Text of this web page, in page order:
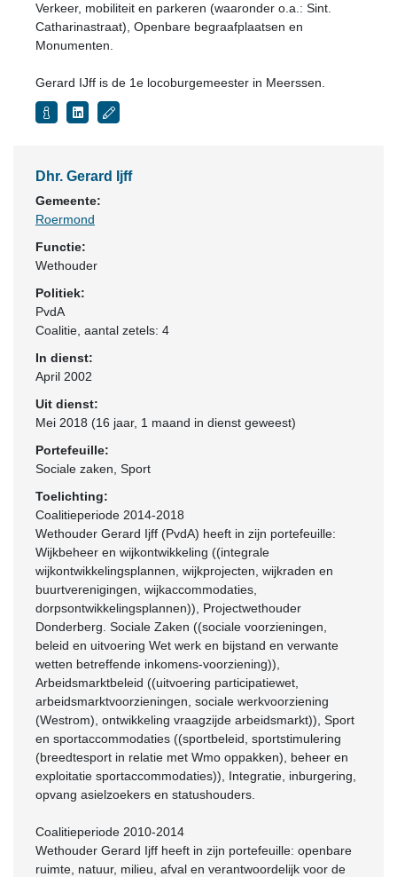
Verkeer, mobiliteit en parkeren (waaronder o.a.: Sint.
Catharinastraat), Openbare begraafplaatsen en
Monumenten.
Gerard IJff is de 1e locoburgemeester in Meerssen.
Dhr. Gerard Ijff
Gemeente:
Roermond
Functie:
Wethouder
Politiek:
PvdA
Coalitie , aantal zetels: 4
In dienst:
April 2002
Uit dienst:
Mei 2018 (16 jaar, 1 maand in dienst geweest)
Portefeuille:
Sociale zaken, Sport
Toelichting:
Coalitieperiode 2014-2018
Wethouder Gerard Ijff (PvdA) heeft in zijn portefeuille:
Wijkbeheer en wijkontwikkeling ((integrale
wijkontwikkelingsplannen, wijkprojecten, wijkraden en
buurtverenigingen, wijkaccommodaties,
dorpsontwikkelingsplannen)), Projectwethouder
Donderberg. Sociale Zaken ((sociale voorzieningen,
beleid en uitvoering Wet werk en bijstand en verwante
wetten betreffende inkomens-voorziening)),
Arbeidsmarktbeleid ((uitvoering participatiewet,
arbeidsmarktvoorzieningen, sociale werkvoorziening
(Westrom), ontwikkeling vraagzijde arbeidsmarkt)), Sport
en sportaccommodaties ((sportbeleid, sportstimulering
(breedtesport in relatie met Wmo oppakken), beheer en
exploitatie sportaccommodaties)), Integratie, inburgering,
opvang asielzoekers en statushouders.
Coalitieperiode 2010-2014
Wethouder Gerard Ijff heeft in zijn portefeuille: openbare
ruimte, natuur, milieu, afval en verantwoordelijk voor de